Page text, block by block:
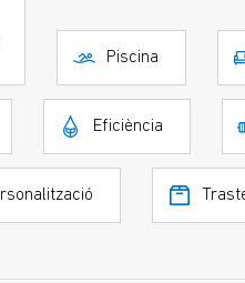
Piscina
Eficiència